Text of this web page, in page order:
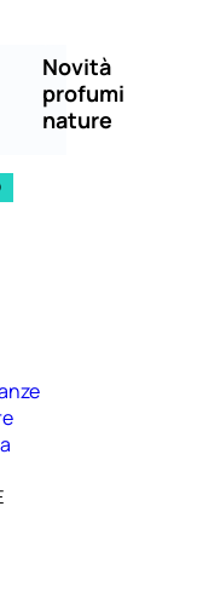
Novità
profumi
nature